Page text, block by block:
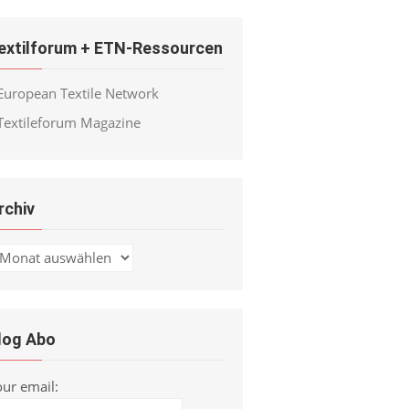
+ ETN-Ressourcen
Textile Network
Magazine
Abo
email: